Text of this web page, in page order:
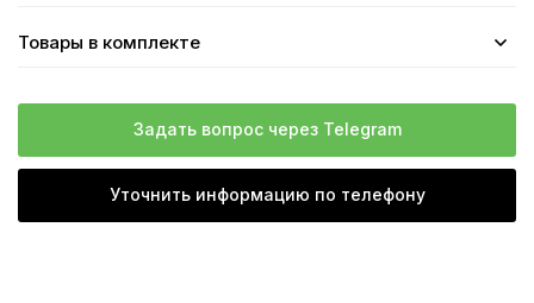
Товары в комплекте
Задать вопрос через Telegram
Уточнить информацию по телефону